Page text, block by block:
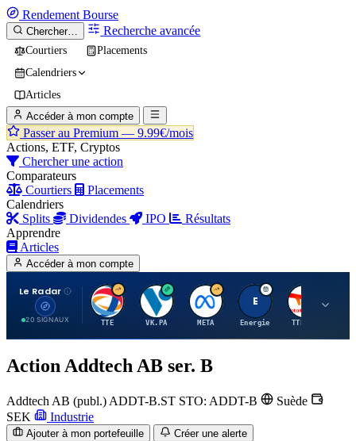
Rendement Bourse
Chercher… Recherche avancée
Courtiers
Placements
Calendriers
Articles
Accéder à mon compte
Passer au Premium — 9.99€/mois
Actions, ETF, Cryptos
Chercher une action
Comparateurs
Courtiers
Placements
Calendriers
Splits
Dividendes IPO
Résultats
Apprendre
Articles
Accéder à mon compte
Le Radar
20 SIGNAUX
T
TTE
V
VK.PA
M
META
E
Energie
T
TTE.PA
Action Addtech AB ser. B
Addtech AB (publ.) ADDT-B.ST STO: ADDT-B
Suède
SEK
Industrie
Ajouter à mon portefeuille Créer une alerte